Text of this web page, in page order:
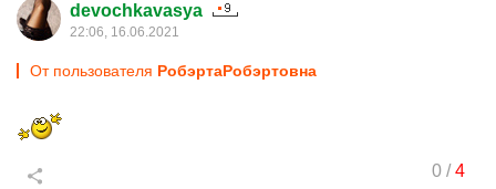
devochkavasya
22:06, 16.06.2021
От пользователя PoбэртаPoбэртовна
0/4